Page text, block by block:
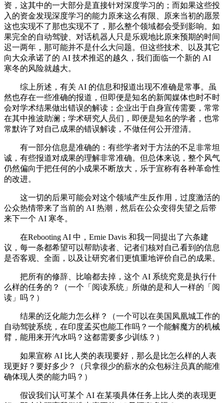
资，这其中的一大部分是直接针对深度学习的；而如果这些投
入的资金发现深度学习的能力原来这么有限、原来当初的愿景
这也实现不了那也实现不了，那么整个领域都会受到影响。如
果完全的自动驾驶、对话机器人只是乐观地比原来预期的时间
迟一两年，那可能并不是什么大问题。但这些技术、以及其它
向大众承诺了的 AI 技术推迟的越久，我们面临一个新的 AI
寒冬的风险就越大。
综上所述，有关 AI 的信息和报道出现不准确是常事。虽
然也存在一些准确的报道，但即便是知名的新闻媒体也时不时
会对学术结果做出错误的解读；企业出于自身宣传需要，常常
在其中推波助澜；学术研究人员们，即便是知名的学者，也常
常默许了对自己成果的错误解读，不做任何公开澄清。
有一部分信息是准确的：有些学者对于方法的不足非常坦
诚，有些报道对成果的理解非常准确。但总体来说，整个风气
仍然偏向于把任何的小成果不断放大，乐于宣称有各种革命性
的改进。
这一切的后果可能会对这个领域产生反作用，过度激活的
公众热情带来了当前的 AI 热潮，然后在公众变得失望之后带
来下一个 AI 寒冬。
在Rebooting AI 中，Ernie Davis 和我一同提出了六条建
议，每一条都希望可以帮助读者、记者们核对自己看到的信息
是否客观、全面，以及让研究者们更慎重地评价自己的成果。
把所有的修辞、比喻都去掉，这个 AI 系统究竟是执行什
么样的任务的？（一个「阅读系统」所做的是和人一样的「阅
读」吗？）
结果的泛化能力怎么样？（一个可以在美国凤凰城工作的
自动驾驶系统，在印度孟买也能工作吗？一个能解魔方的机械
臂，能用来开汽水吗？这都需要多少训练？）
如果宣称 AI 比人类的表现要好，那么是比怎么样的人表
现更好？要好多少？（只拿很少的薪水的众包标注员真的能准
确体现人类的能力吗？）
假设我们认可某个 AI 在某项具体任务上比人类的表现更